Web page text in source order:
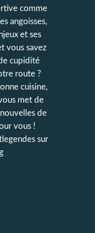
comme
angoisses,
et ses
vous savez
cupidité
route ?
cuisine,
met de
de
vous !
sur